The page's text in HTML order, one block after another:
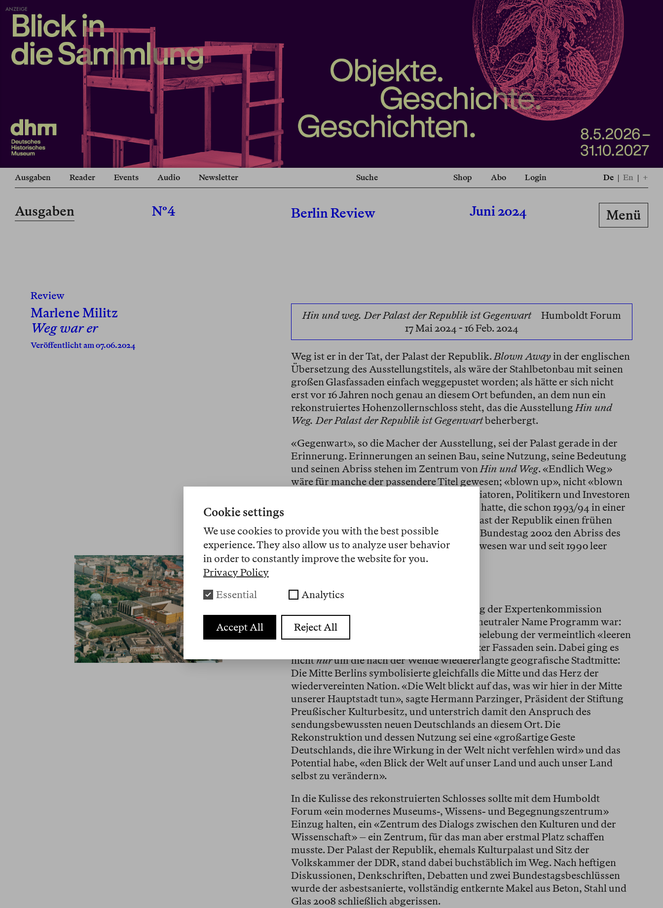
ANZEIGE
Ausgaben Reader Events Audio Newsletter Suche Shop Abo Login De | En | +
Ausgaben Nº4 Berlin Review Juni 2024 Menü
Review
Marlene Militz
Weg war er
Veröffentlicht am 07.06.2024
Hin und weg. Der Palast der Republik ist Gegenwart
Humboldt Forum
17 Mai 2024 - 16 Feb. 2024
Weg ist er in der Tat, der Palast der Republik.Blown Awayin der englischen
Übersetzung des Ausstellungstitels, als wäre der Stahlbetonbau mit seinen
großen Glasfassaden einfach weggepustet worden; als hätte er sich nicht
erst vor 16 Jahren noch genau an diesem Ort befunden, an dem nun ein
rekonstruiertes Hohenzollernschloss steht, das die AusstellungHin und
Weg. Der Palast der Republik ist Gegenwartbeherbergt.
«Gegenwart», so die Macher der Ausstellung, sei der Palast gerade in der
Erinnerung. Erinnerungen an seinen Bau, seine Nutzung, seine Bedeutung
und seinen Abriss stehen im Zentrum vonHin und Weg. «Endlich Weg»
wäre für manche der passendere Titel gewesen; «blown up», nicht «blown
away». Nachdem ein kleiner Kreis von Initiatoren, Politikern und Investoren
jahrelang intensive Lobbyarbeit betrieben hatte, die schon 1993/94 in einer
15-monatigen «Schlosssimulation» am Palast der Republik einen frühen
Höhepunkt gefunden hatte, beschloss der Bundestag 2002 den Abriss des
Palasts, der nur 14 Jahre lang in Betrieb gewesen war und seit 1990 leer
gestanden hatte.
Die leere Mitte
Mit dem Abriss folgte man der Empfehlung der Expertenkommission
Historische Mitte Berlin
, deren nicht ganz neutraler Name Programm war:
Ziel der Rekonstruktion sollte die Wiederbelebung der vermeintlich «leeren
Mitte» Berlins im verputzten Glanz barocker Fassaden sein. Dabei ging es
nichtnurum die nach der Wende wiedererlangte geografische Stadtmitte:
Die Mitte Berlins symbolisierte gleichfalls die Mitte und das Herz der
wiedervereinten Nation. «Die Welt blickt auf das, was wir hier in der Mitte
unserer Hauptstadt tun», sagte Hermann Parzinger, Präsident der Stiftung
Preußischer Kulturbesitz, und unterstrich damit den Anspruch des
sendungsbewussten neuen Deutschlands an diesem Ort. Die
Rekonstruktion und dessen Nutzung sei eine «großartige Geste
Deutschlands, die ihre Wirkung in der Welt nicht verfehlen wird» und das
Potential habe, «den Blick der Welt auf unser Land und auch unser Land
selbst zu verändern».
In die Kulisse des rekonstruierten Schlosses sollte mit dem Humboldt
Forum «ein modernes Museums-, Wissens- und Begegnungszentrum»
Einzug halten, ein «Zentrum des Dialogs zwischen den Kulturen und der
Wissenschaft» – ein Zentrum, für das man aber erstmal Platz schaffen
musste. Der Palast der Republik, ehemals Kulturpalast und Sitz der
Volkskammer der DDR, stand dabei buchstäblich im Weg. Nach heftigen
Diskussionen, Denkschriften, Debatten und zwei Bundestagsbeschlüssen
wurde der asbestsanierte, vollständig entkernte Makel aus Beton, Stahl und
Glas 2008 schließlich abgerissen.
Cookie settings
We use cookies to provide you with the best possible
experience. They also allow us to analyze user behavior
in order to constantly improve the website for you.
Privacy Policy
Essential
Analytics
Accept All Reject All